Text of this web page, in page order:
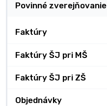
Povinné zverejňovanie
Faktúry
Faktúry ŠJ pri MŠ
Faktúry ŠJ pri ZŠ
Objednávky